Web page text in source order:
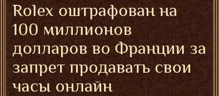
Rolex оштрафован на
100 миллионов
долларов во Франции за
запрет продавать свои
часы онлайн